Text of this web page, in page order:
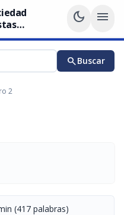
dark_mode menu
searchBuscar
2
(417 palabras)